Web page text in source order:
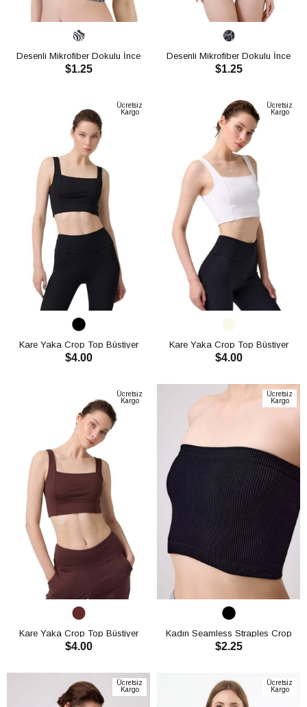
Desenli Mikrofiber Dokulu İnce
Askılı Crop-Top CH1755
$1.25
Desenli Mikrofiber Dokulu İnce
Askılı Crop-Top CH1755
$1.25
Ücretsiz
Kargo
Kare Yaka Crop Top Büstiyer
CH1759
$4.00
Ücretsiz
Kargo
Kare Yaka Crop Top Büstiyer
CH1759
$4.00
Ücretsiz
Kargo
Kare Yaka Crop Top Büstiyer
CH1759
$4.00
Ücretsiz
Kargo
Kadın Seamless Straples Crop
CH1087
$2.25
Ücretsiz
Kargo
Ücretsiz
Kargo